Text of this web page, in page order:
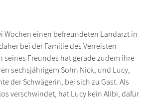
Wochen einen befreundeten Landarzt in
bei der Familie des Verreisten
seines Freundes hat gerade zudem ihre
sechsjährigem Sohn Nick, und Lucy,
der Schwägerin, bei sich zu Gast. Als
verschwindet, hat Lucy kein Alibi, dafür